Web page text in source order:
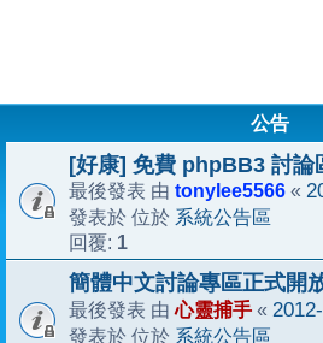
公告
[好康] 免費 phpBB3 討論
最後發表 由 tonylee5566 «
發表於 位於 系統公告區
回覆: 1
簡體中文討論專區正式開
最後發表 由心靈捕手 «
發表於 位於 系統公告區